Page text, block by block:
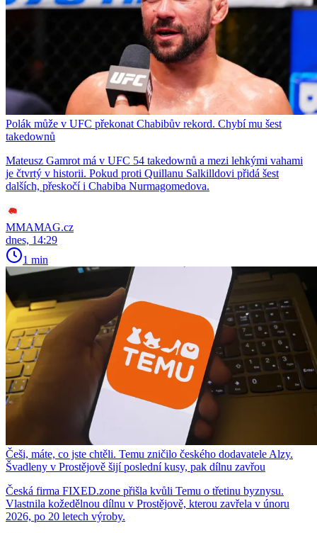
Polák může v UFC překonat Chabibův rekord. Chybí mu šest
takedownů
Mateusz Gamrot má v UFC 54 takedownů a mezi lehkými vahami
je čtvrtý v historii. Pokud proti Quillanu Salkilldovi přidá šest
dalších, přeskočí i Chabiba Nurmagomedova.
MMAMAG.cz
dnes, 14:29
1 min
Češi, máte, co jste chtěli. Temu zničilo českého dodavatele Alzy.
Švadleny v Prostějově šijí poslední kusy, pak dílnu zavřou
Česká firma FIXED.zone přišla kvůli Temu o třetinu byznysu.
Vlastnila kožedělnou dílnu v Prostějově, kterou zavřela v únoru
2026, po 20 letech výroby.